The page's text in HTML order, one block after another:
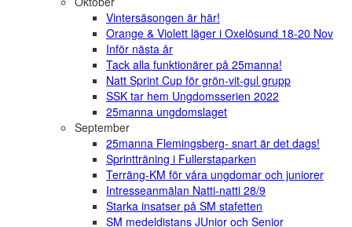
Vintersäsongen är här!
Orange & Violett läger i Oxelösund 18-20 Nov
Inför nästa år
Tack alla funktionärer på 25manna!
Natt Sprint Cup för grön-vit-gul grupp
SSK tar hem Ungdomsserien 2022
25manna ungdomslaget
September
25manna Flemingsberg- snart är det dags!
Sprintträning i Fullerstaparken
Terräng-KM för våra ungdomar och juniorer
Intresseanmälan Natti-natti 28/9
Starka insatser på SM stafetten
SM medeldistans JUnior och Senior